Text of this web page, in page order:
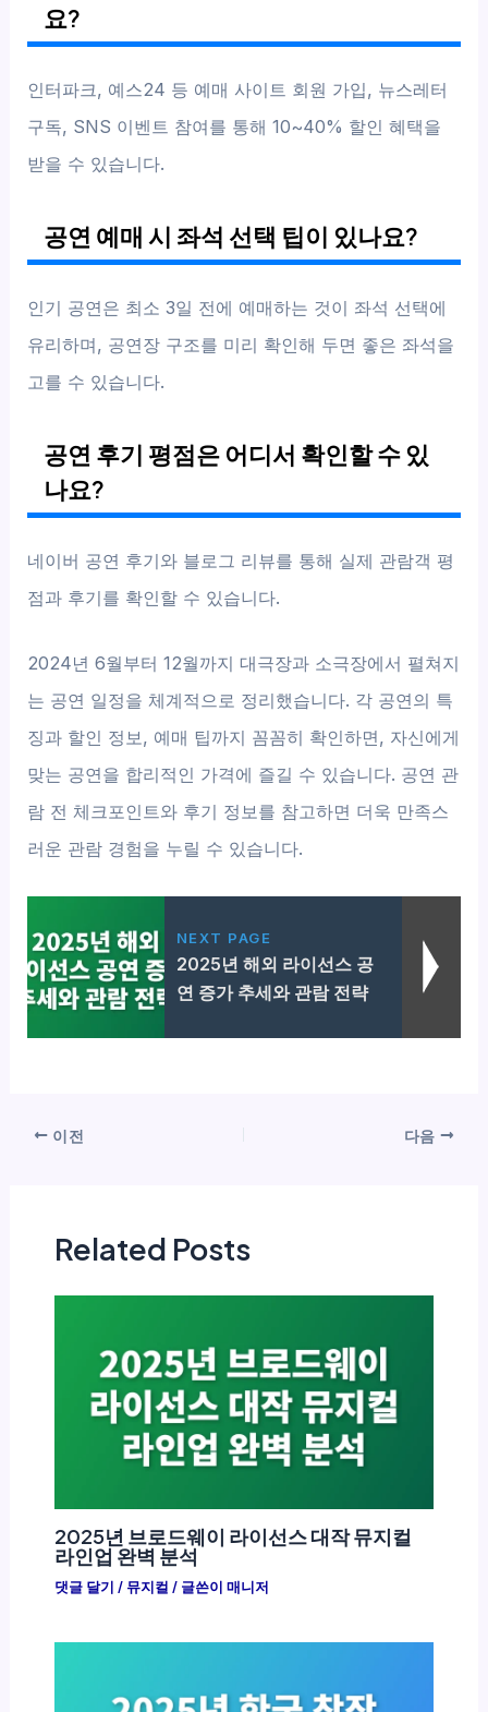
요?
인터파크, 예스24 등 예매 사이트 회원 가입, 뉴스레터
구독, SNS 이벤트 참여를 통해 10~40% 할인 혜택을
받을 수 있습니다.
공연 예매 시 좌석 선택 팁이 있나요?
인기 공연은 최소 3일 전에 예매하는 것이 좌석 선택에
유리하며, 공연장 구조를 미리 확인해 두면 좋은 좌석을
고를 수 있습니다.
공연 후기 평점은 어디서 확인할 수 있
나요?
네이버 공연 후기와 블로그 리뷰를 통해 실제 관람객 평
점과 후기를 확인할 수 있습니다.
2024년 6월부터 12월까지 대극장과 소극장에서 펼쳐지
는 공연 일정을 체계적으로 정리했습니다. 각 공연의 특
징과 할인 정보, 예매 팁까지 꼼꼼히 확인하면, 자신에게
맞는 공연을 합리적인 가격에 즐길 수 있습니다. 공연 관
람 전 체크포인트와 후기 정보를 참고하면 더욱 만족스
러운 관람 경험을 누릴 수 있습니다.
NEXT PAGE
2025년 해외 라이선스 공
연 증가 추세와 관람 전략
이전 다음
Related Posts
2025년 브로드웨이 라이선스 대작 뮤지컬
라인업 완벽 분석
댓글 달기 / 뮤지컬 / 글쓴이 매니저